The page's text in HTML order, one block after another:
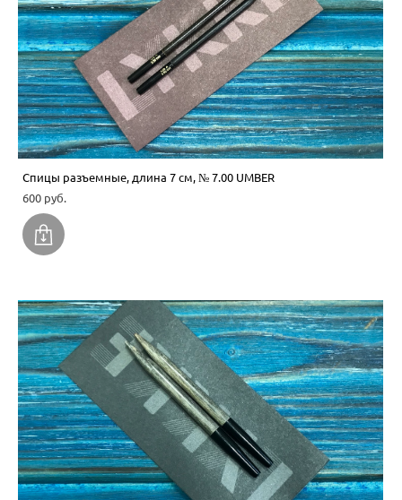
Спицы разъемные, длина 7 см, № 7.00 UMBER
600 pуб.